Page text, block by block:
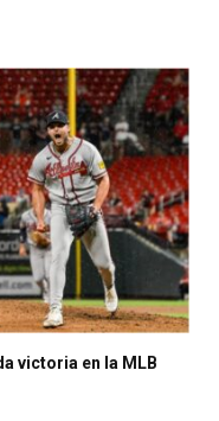
victoria en la MLB